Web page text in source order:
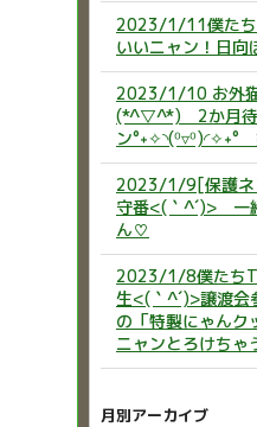
2023/1/11僕た
いいニャン！日向
2023/1/10 お外
(*^▽^*) 2か月待
ン°˖✧◝(⁰▿⁰)◜✧˖°
2023/1/9[保護ネ
守番<(｀^´)> 一
ん♡
2023/1/8僕たち
生<(｀^´)>譲渡
の「特製にゃんク
ニャンとろけちゃ
月別アーカイブ